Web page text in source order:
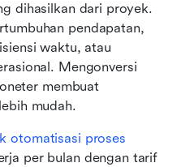
dihasilkan dari proyek.
pendapatan,
waktu, atau
Mengonversi
membuat
mudah.
otomatisasi proses
per bulan dengan tarif